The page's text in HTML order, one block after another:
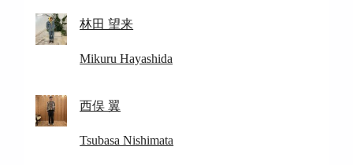
林田 望来
Mikuru Hayashida
西俣 翼
Tsubasa Nishimata